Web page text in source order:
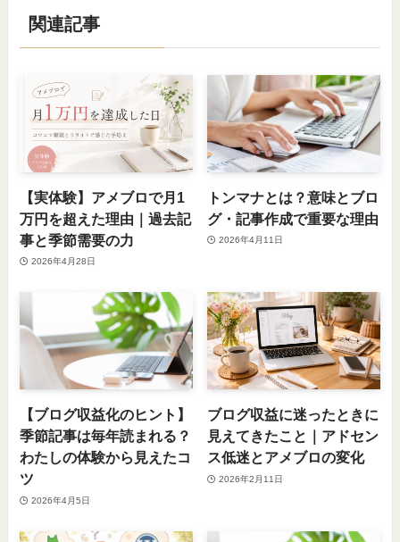
関連記事
【実体験】アメブロで月1
万円を超えた理由｜過去記
事と季節需要の力
2026年4月28日
トンマナとは？意味とブロ
グ・記事作成で重要な理由
2026年4月11日
【ブログ収益化のヒント】
季節記事は毎年読まれる？
わたしの体験から見えたコ
ツ
2026年4月5日
ブログ収益に迷ったときに
見えてきたこと｜アドセン
ス低迷とアメブロの変化
2026年2月11日